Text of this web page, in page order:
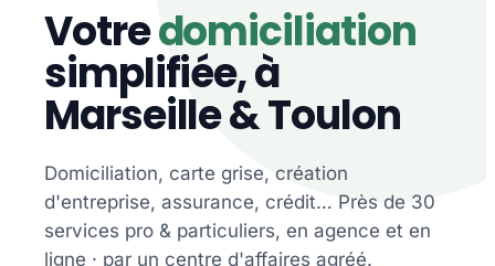
Votredomiciliation
simplifiée, à
Marseille & Toulon
Domiciliation, carte grise, création
d'entreprise, assurance, crédit… Près de 30
services pro & particuliers, en agence et en
ligne · par un centre d'affaires agréé.